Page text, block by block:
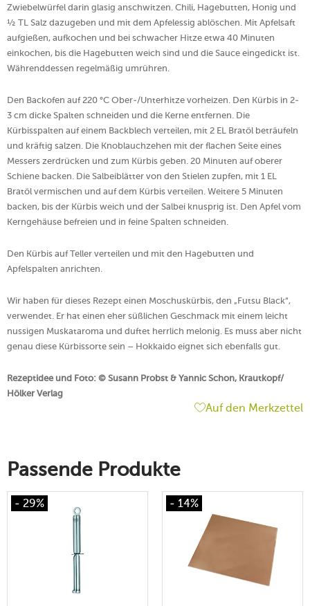
Zwiebelwürfel darin glasig anschwitzen. Chili, Hagebutten, Honig und
½ TL Salz dazugeben und mit dem Apfelessig ablöschen. Mit Apfelsaft
aufgießen, aufkochen und bei schwacher Hitze etwa 40 Minuten
einkochen, bis die Hagebutten weich sind und die Sauce eingedickt ist.
Währenddessen regelmäßig umrühren.
Den Backofen auf 220 °C Ober-/Unterhitze vorheizen. Den Kürbis in 2-
3 cm dicke Spalten schneiden und die Kerne entfernen. Die
Kürbisspalten auf einem Backblech verteilen, mit 2 EL Bratöl beträufeln
und kräftig salzen. Die Knoblauchzehen mit der flachen Seite eines
Messers zerdrücken und zum Kürbis geben. 20 Minuten auf oberer
Schiene backen. Die Salbeiblätter von den Stielen zupfen, mit 1 EL
Bratöl vermischen und auf dem Kürbis verteilen. Weitere 5 Minuten
backen, bis der Kürbis weich und der Salbei knusprig ist. Den Apfel vom
Kerngehäuse befreien und in feine Spalten schneiden.
Den Kürbis auf Teller verteilen und mit den Hagebutten und
Apfelspalten anrichten.
Wir haben für dieses Rezept einen Moschuskürbis, den „Futsu Black“,
verwendet. Er hat einen eher süßlichen Geschmack mit einem leicht
nussigen Muskataroma und duftet herrlich melonig. Es muss aber nicht
genau diese Kürbissorte sein – Hokkaido eignet sich ebenfalls gut.
Rezeptidee und Foto: © Susann Probst & Yannic Schon, Krautkopf/
Hölker Verlag
Auf den Merkzettel
Passende Produkte
- 29% - 14%